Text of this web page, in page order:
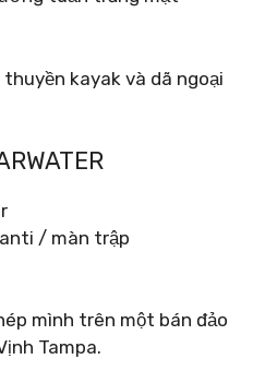
kayak và dã ngoại
/ màn trập
mình trên một bán đảo
Tampa.